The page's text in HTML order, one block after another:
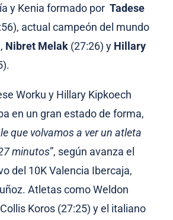
y Kenia formado porTadese
actual campeón del mundo
Nibret Melak (27:26) y Hillary
Worku y Hillary Kipkoech
en un gran estado de forma,
que volvamos a ver un atleta
minutos”, según avanza el
del 10K Valencia Ibercaja,
Atletas como Weldon
Koros (27:25) y el italiano